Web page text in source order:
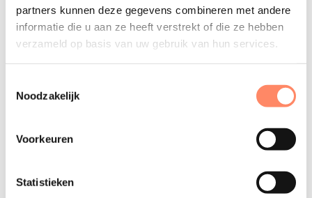
partners kunnen deze gegevens combineren met andere
informatie die u aan ze heeft verstrekt of die ze hebben
verzameld op basis van uw gebruik van hun services.
Noodzakelijk
Voorkeuren
Statistieken
Fiscale deadlines 1 oktober 2026